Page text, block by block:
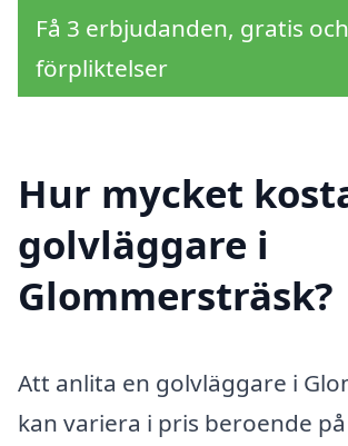
Få 3 erbjudanden, gratis
förpliktelser
Hur mycket
golvläggare i
Glommersträsk?
Att anlita en golvläggare i
kan variera i pris beroende